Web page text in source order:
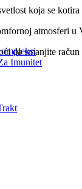
Imunitet
koja se
atmosferi u
da smanjite